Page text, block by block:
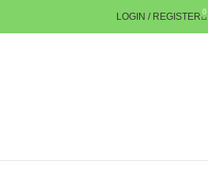
LOGIN / REGISTER 0